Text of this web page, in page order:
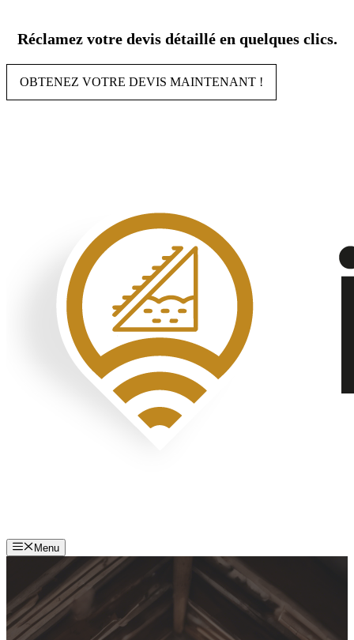
contenu
Réclamez votre devis détaillé en quelques clics.
OBTENEZ VOTRE DEVIS MAINTENANT !
Menu